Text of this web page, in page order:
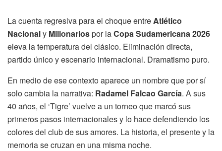
La cuenta regresiva para el choque entreAtlético
Nacionaly Millonariospor laCopa Sudamericana 2026
eleva la temperatura del clásico. Eliminación directa,
partido único y escenario internacional. Dramatismo puro.
En medio de ese contexto aparece un nombre que por sí
solo cambia la narrativa: Radamel Falcao García. A sus
40 años, el ‘Tigre’ vuelve a un torneo que marcó sus
primeros pasos internacionales y lo hace defendiendo los
colores del club de sus amores. La historia, el presente y la
memoria se cruzan en una misma noche.